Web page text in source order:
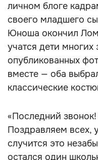
личном блоге
своего младшего
Юноша окончил
учатся дети многих
опубликованных
вместе — оба
классические
«Последний
Поздравляем всех,
случится это
остался один